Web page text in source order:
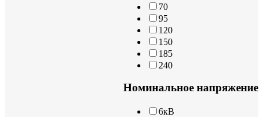
70
95
120
150
185
240
Номинальное напряжение
6кВ